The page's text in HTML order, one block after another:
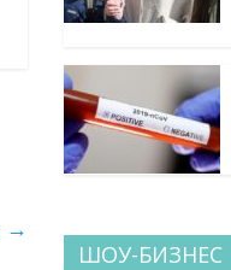
→
ШОУ-БИЗНЕС